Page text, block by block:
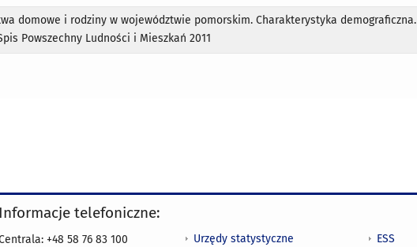
domowe i rodziny w województwie pomorskim. Charakterystyka demograficzna.
Powszechny Ludności i Mieszkań 2011
Informacje telefoniczne:
+48 58 76 83 100
Urzędy statystyczne
ESS